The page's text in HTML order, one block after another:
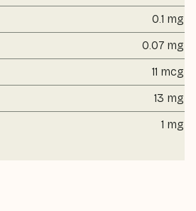
0.1 mg
0.07 mg
11 mcg
13 mg
1 mg